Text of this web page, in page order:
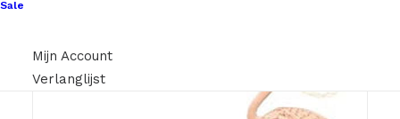
Sale
Mijn Account
Verlanglijst